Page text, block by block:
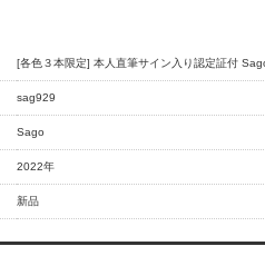
[各色３本限定] 本人直筆サイン入り認定証付
sag929
Sago
2022年
新品